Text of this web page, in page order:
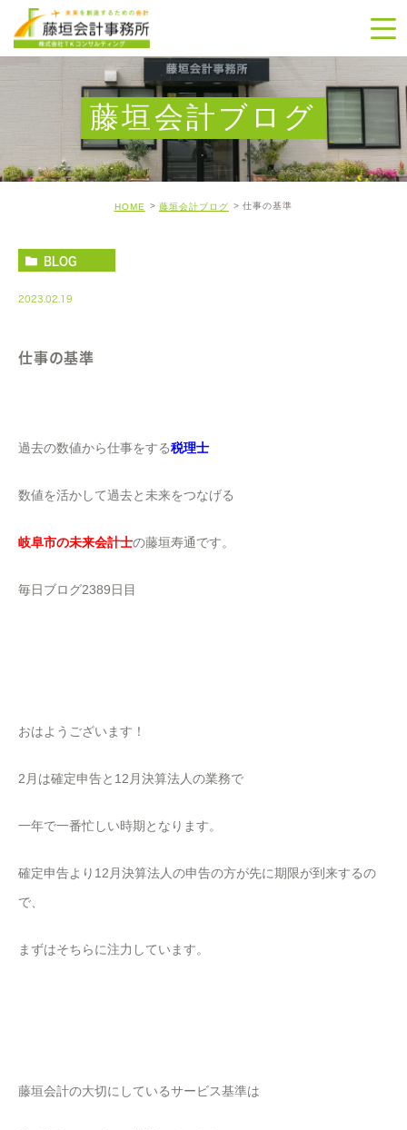
藤垣会計ブログ
HOME 藤垣会計ブログ 仕事の基準
BLOG
2023.02.19
仕事の基準
過去の数値から仕事をする税理士
数値を活かして過去と未来をつなげる
岐阜市の未来会計士の藤垣寿通です。
毎日ブログ2389日目
おはようございます！
2月は確定申告と12月決算法人の業務で
一年で一番忙しい時期となります。
確定申告より12月決算法人の申告の方が先に期限が到来するの
で、
まずはそちらに注力しています。
藤垣会計の大切にしているサービス基準は